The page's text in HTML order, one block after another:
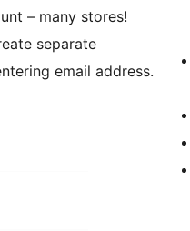
– many stores!
separate
email address.